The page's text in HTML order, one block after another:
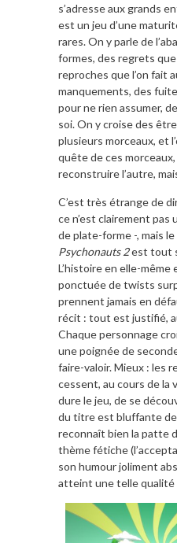
s’adresse aux grands
est un jeu d’une
rares. On y parle de
formes, des regrets que
reproches que l’on fait
manquements, des
pour ne rien assumer,
soi. On y croise des
plusieurs morceaux, et
quête de ces morceaux,
reconstruire l’autre,
C’est très étrange de
ce n’est clairement
de plate-forme -, mais
Psychonauts 2est tout
L’histoire en elle-
ponctuée de twists
prennent jamais en
récit : tout est justifié,
Chaque personnage
une poignée de
faire-valoir. Mieux : les
cessent, au cours de la
dure le jeu, de se
du titre est bluffante de
reconnaît bien la patte
thème fétiche
son humour joliment
atteint une telle qualité